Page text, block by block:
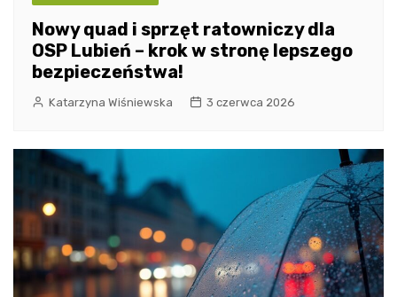
Nowy quad i sprzęt ratowniczy dla
OSP Lubień – krok w stronę lepszego
bezpieczeństwa!
Katarzyna Wiśniewska 3 czerwca 2026